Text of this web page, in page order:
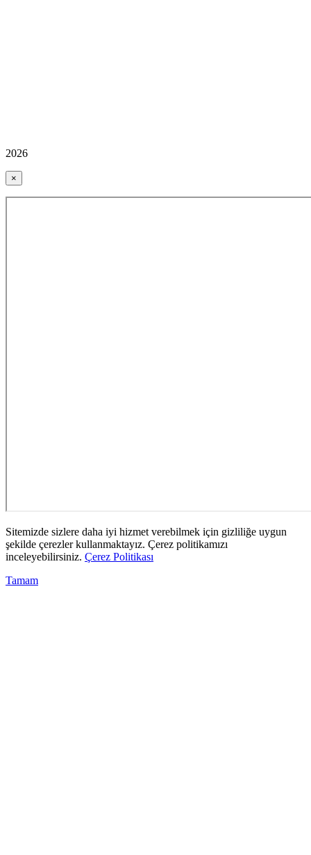
2026
×
Sitemizde sizlere daha iyi hizmet verebilmek için gizliliğe uygun
şekilde çerezler kullanmaktayız. Çerez politikamızı
inceleyebilirsiniz. Çerez Politikası
Tamam